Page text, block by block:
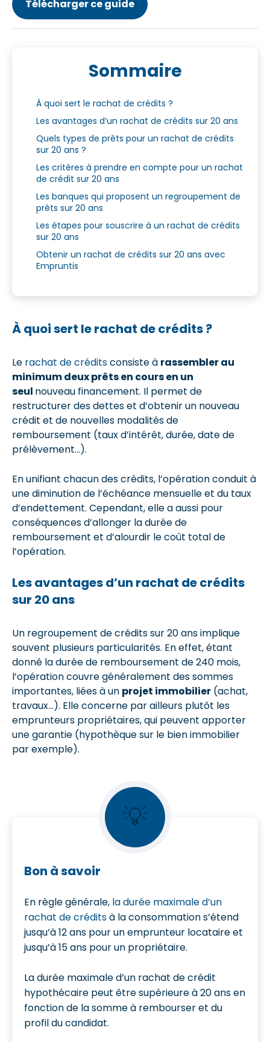
Télécharger ce guide
Sommaire
À quoi sert le rachat de crédits ?
Les avantages d’un rachat de crédits sur 20 ans
Quels types de prêts pour un rachat de crédits
sur 20 ans ?
Les critères à prendre en compte pour un rachat
de crédit sur 20 ans
Les banques qui proposent un regroupement de
prêts sur 20 ans
Les étapes pour souscrire à un rachat de crédits
sur 20 ans
Obtenir un rachat de crédits sur 20 ans avec
Empruntis
À quoi sert le rachat de crédits ?
Le rachat de créditsconsiste à rassembler au
minimum deux prêts en cours en un
seul nouveau financement. Il permet de
restructurer des dettes et d’obtenir un nouveau
crédit et de nouvelles modalités de
remboursement (taux d’intérêt, durée, date de
prélèvement…).
En unifiant chacun des crédits, l’opération conduit à
une diminution de l’échéance mensuelle et du taux
d’endettement. Cependant, elle a aussi pour
conséquences d’allonger la durée de
remboursement et d’alourdir le coût total de
l’opération.
Les avantages d’un rachat de crédits
sur 20 ans
Un regroupement de crédits sur 20 ans implique
souvent plusieurs particularités. En effet, étant
donné la durée de remboursement de 240 mois,
l’opération couvre généralement des sommes
importantes, liées à un projet immobilier (achat,
travaux…). Elle concerne par ailleurs plutôt les
emprunteurs propriétaires, qui peuvent apporter
une garantie (hypothèque sur le bien immobilier
par exemple).
💡
Bon à savoir
En règle générale, la durée maximale d’un
rachat de créditsà la consommation s’étend
jusqu’à 12 ans pour un emprunteur locataire et
jusqu’à 15 ans pour un propriétaire.
La durée maximale d’un rachat de crédit
hypothécaire peut être supérieure à 20 ans en
fonction de la somme à rembourser et du
profil du candidat.